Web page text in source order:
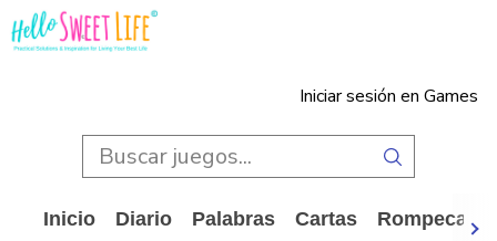
Iniciar sesión en Games
Inicio Diario Palabras Cartas